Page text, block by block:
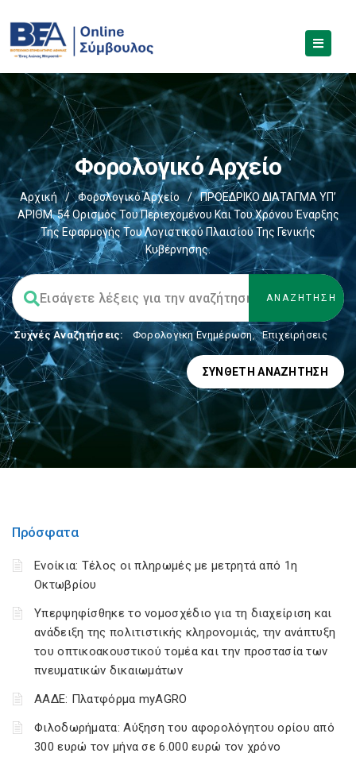
Φορολογικό Αρχείο
Αρχική / Φορολογικό Αρχείο /
ΠΡΟΕΔΡΙΚΟ ΔΙΑΤΑΓΜΑ ΥΠ’
ΑΡΙΘΜ. 54 Oρισμός Του Περιεχομένου Και Του Χρόνου Έναρξης
Της Εφαρμογής Του Λογιστικού Πλαισίου Της Γενικής
Κυβέρνησης.
Συχνές Αναζητήσεις: Φορολογικη Ενημέρωση, Επιχειρήσεις
ΣΎΝΘΕΤΗ ΑΝΑΖΉΤΗΣΗ
Πρόσφατα
Ενοίκια: Τέλος οι πληρωμές με μετρητά από 1η
Οκτωβρίου
Υπερψηφίσθηκε το νομοσχέδιο για τη διαχείριση και
ανάδειξη της πολιτιστικής κληρονομιάς, την ανάπτυξη
του οπτικοακουστικού τομέα και την προστασία των
πνευματικών δικαιωμάτων
ΑΑΔΕ: Πλατφόρμα myAGRO
Φιλοδωρήματα: Αύξηση του αφορολόγητου ορίου από
300 ευρώ τον μήνα σε 6.000 ευρώ τον χρόνο